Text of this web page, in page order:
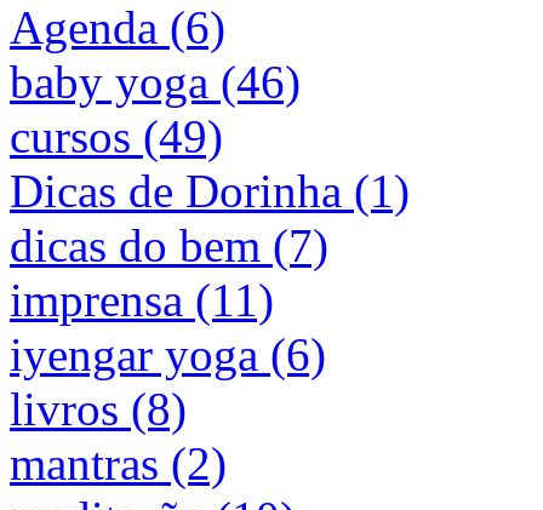
Agenda (6)
baby yoga (46)
cursos (49)
Dicas de Dorinha (1)
dicas do bem (7)
imprensa (11)
iyengar yoga (6)
livros (8)
mantras (2)